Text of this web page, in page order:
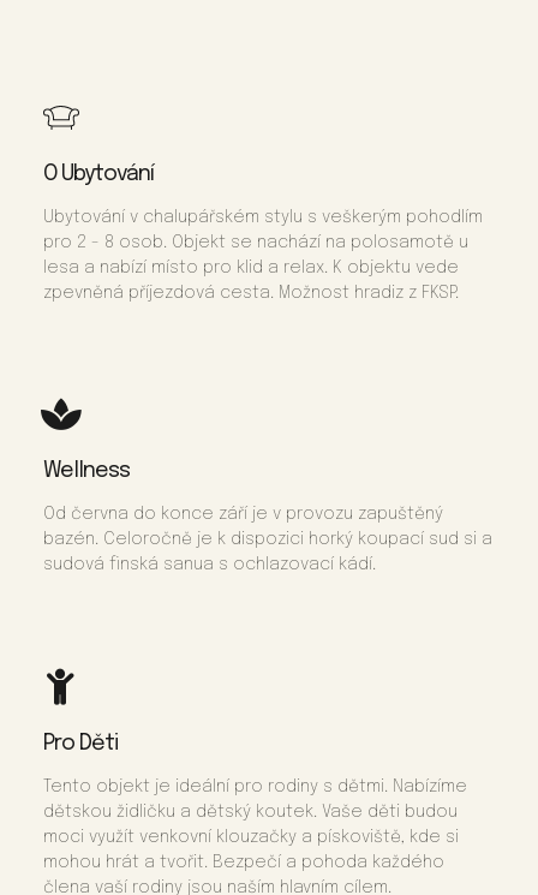
O Ubytování
Ubytování v chalupářském stylu s veškerým pohodlím
pro 2 - 8 osob. Objekt se nachází na polosamotě u
lesa a nabízí místo pro klid a relax. K objektu vede
zpevněná příjezdová cesta. Možnost hradiz z FKSP.
Wellness
Od června do konce září je v provozu zapuštěný
bazén. Celoročně je k dispozici horký koupací sud si a
sudová finská sanua s ochlazovací kádí.
Pro Děti
Tento objekt je ideální pro rodiny s dětmi. Nabízíme
dětskou židličku a dětský koutek. Vaše děti budou
moci využít venkovní klouzačky a pískoviště, kde si
mohou hrát a tvořit. Bezpečí a pohoda každého
člena vaší rodiny jsou naším hlavním cílem.